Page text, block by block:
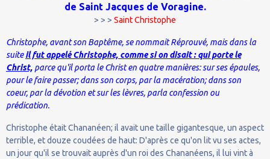
de Saint Jacques de Voragine.
> > > Saint Christophe
Christophe, avant son Baptême, se nommait Réprouvé, mais dans la
suiteil fut appelé Christophe, comme si on disait : qui porte le
Christ, parce qu'il porta le Christ en quatre manières: sur ses épaules,
pour le faire passer; dans son corps, par la macération; dans son
coeur, par la dévotion et sur les lèvres, parla confession ou
prédication.
Christophe était Chananéen; il avait une taille gigantesque, un aspect
terrible, et douze coudées de haut: D'après ce qu'on lit vu ses actes,
un jour qu'il se trouvait auprès d'un roi des Chananéens, il lui vint à